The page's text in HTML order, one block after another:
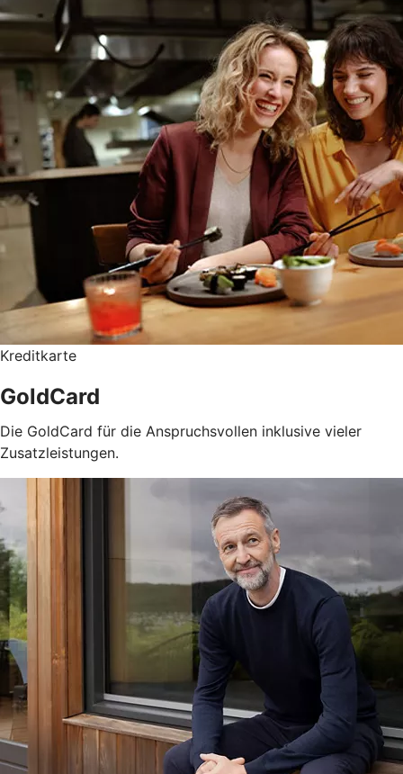
Kreditkarte
GoldCard
Die GoldCard für die Anspruchsvollen inklusive vieler
Zusatzleistungen.